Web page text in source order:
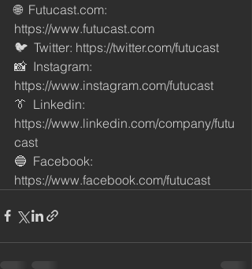
🌐  Futucast.com:
https://www.futucast.com
🐦  Twitter: https://twitter.com/futucast
📸  Instagram:
https://www.instagram.com/futucast
👔  Linkedin:
https://www.linkedin.com/company/futu
cast
🔵  Facebook:
https://www.facebook.com/futucast